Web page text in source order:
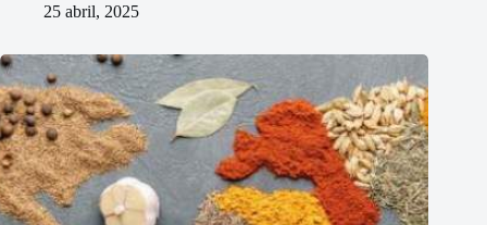
25 abril, 2025